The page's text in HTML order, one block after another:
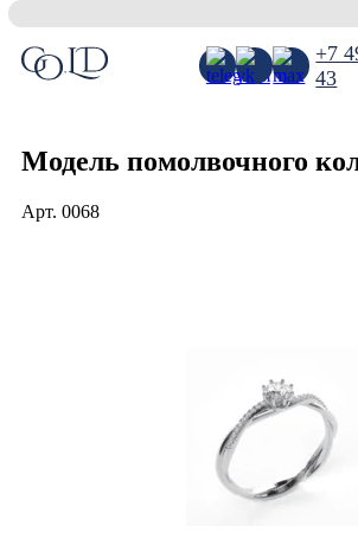
+7
43
Модель помолвочного
Арт. 0068